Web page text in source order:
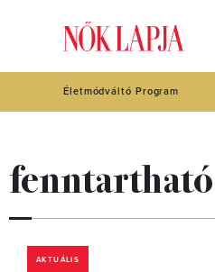
Életmódváltó Program
fenntartható
AKTUÁLIS